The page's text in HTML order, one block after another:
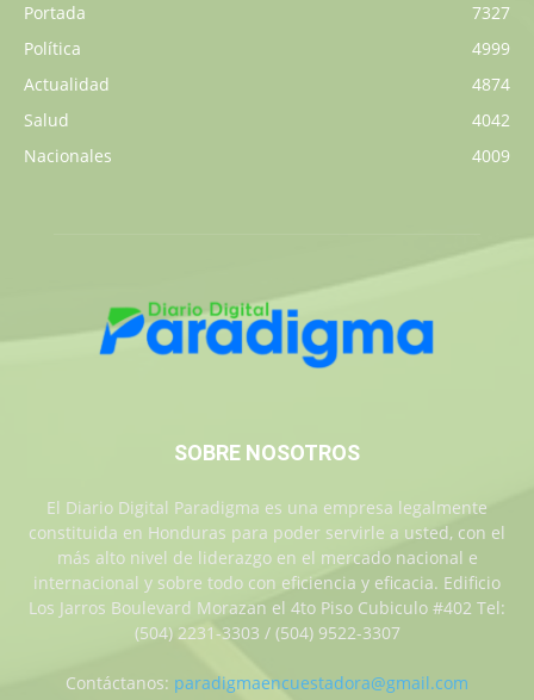
Portada
7327
Política
4999
Actualidad
4874
Salud
4042
Nacionales
4009
SOBRE NOSOTROS
El Diario Digital Paradigma es una empresa legalmente
constituida en Honduras para poder servirle a usted, con el
más alto nivel de liderazgo en el mercado nacional e
internacional y sobre todo con eficiencia y eficacia. Edificio
Los Jarros Boulevard Morazan el 4to Piso Cubiculo #402 Tel:
(504) 2231-3303 / (504) 9522-3307
Contáctanos: paradigmaencuestadora@gmail.com